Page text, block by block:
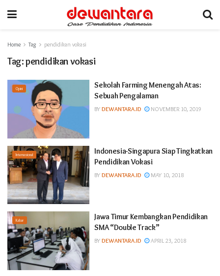
Home Tag pendidikan vokasi
Tag:pendidikan vokasi
Opini
Sekolah Farming Menengah Atas:
Sebuah Pengalaman
BY DEWANTARA.ID NOVEMBER 10, 2019
Internasional
Indonesia-Singapura Siap Tingkatkan
Pendidikan Vokasi
BY DEWANTARA.ID MAY 10, 2018
Kabar
Jawa Timur Kembangkan Pendidikan
SMA “Double Track”
BY DEWANTARA.ID APRIL 23, 2018